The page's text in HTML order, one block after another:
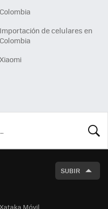
Colombia
Importación de celulares en
Colombia
Xiaomi
SUBIR
Xataka Móvil